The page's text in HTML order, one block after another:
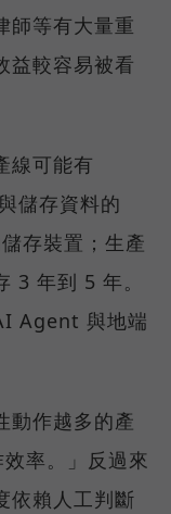
師等有大量重
益較容易被看
線可能有
儲存資料的
存裝置；生產
3 年到 5 年。
Agent 與地端
動作越多的產
率。」反過來
依賴人工判斷